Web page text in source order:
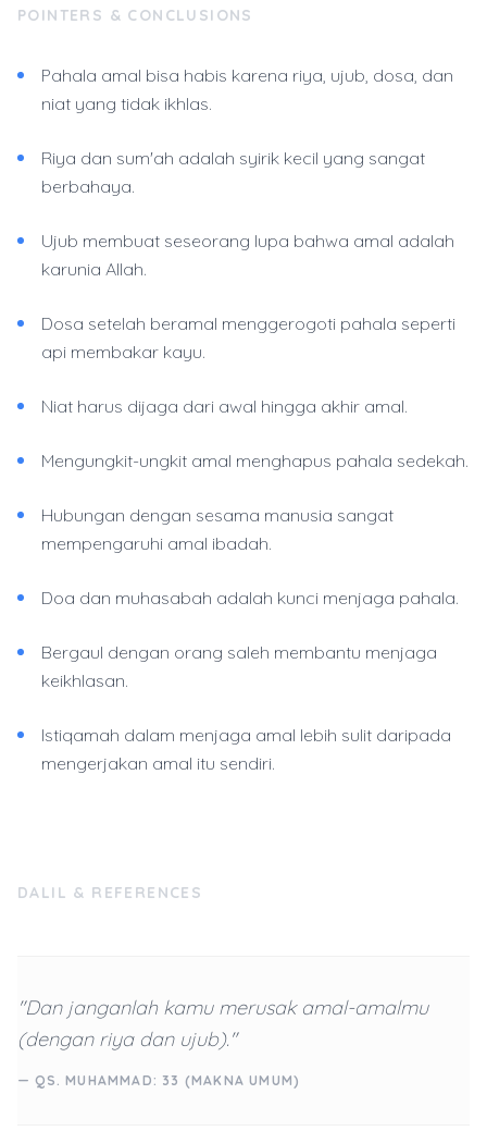
POINTERS & CONCLUSIONS
Pahala amal bisa habis karena riya, ujub, dosa, dan
niat yang tidak ikhlas.
Riya dan sum'ah adalah syirik kecil yang sangat
berbahaya.
Ujub membuat seseorang lupa bahwa amal adalah
karunia Allah.
Dosa setelah beramal menggerogoti pahala seperti
api membakar kayu.
Niat harus dijaga dari awal hingga akhir amal.
Mengungkit-ungkit amal menghapus pahala sedekah.
Hubungan dengan sesama manusia sangat
mempengaruhi amal ibadah.
Doa dan muhasabah adalah kunci menjaga pahala.
Bergaul dengan orang saleh membantu menjaga
keikhlasan.
Istiqamah dalam menjaga amal lebih sulit daripada
mengerjakan amal itu sendiri.
DALIL & REFERENCES
"Dan janganlah kamu merusak amal-amalmu
(dengan riya dan ujub)."
— QS. MUHAMMAD: 33 (MAKNA UMUM)